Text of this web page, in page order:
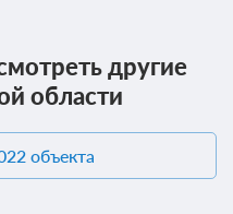
другие
области
объекта